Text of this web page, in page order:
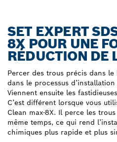
SET EXPERT
8X POUR UNE
RÉDUCTION DE
Percer des trous précis dans le
dans le processus
Viennent ensuite les
C’est différent lorsque vous
Clean max-8X. Il perce les
même temps, ce qui rend
chimiques plus rapide et plus